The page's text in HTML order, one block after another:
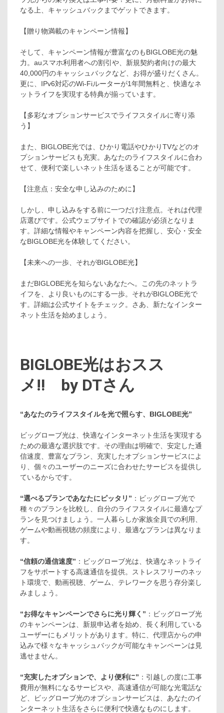
なる上、キャッシュバックまでゲットできます。
【贈り物満載のキャンペーン情報】
そして、キャンペーン情報が豊富なのもBIGLOBE光の魅
力。auスマホ利用者への割引や、新規契約者向けの最大
40,000円のキャッシュバックなど、お得が盛りだくさん。
更に、IPv6対応のWi-Fiルーターが1年間無料と、快適なネ
ットライフを実現する特典が揃っています。
【多彩なオプションサービスでライフスタイルに寄り添
う】
また、BIGLOBE光では、ひかり電話やひかりTVなどのオ
プションサービスも充実。あなたのライフスタイルに合わ
せて、便利で楽しいネット生活を送ることが可能です。
【注意点：安全な申し込みのために】
しかし、申し込みをする前に一つだけ注意点。それは代理
店選びです。公式ウェブサイトでの確認が必須となりま
す。詳細な情報やキャンペーン内容を把握し、安心・安全
なBIGLOBE光を体験してください。
【未来への一歩、それがBIGLOBE光】
まだBIGLOBE光を知らないあなたへ。この先のネットラ
イフを、より良いものにする一歩。それがBIGLOBE光で
す。詳細は公式サイトをチェック。さあ、新たなインター
ネット生活を始めましょう。
BIGLOBE光はおスス
メ‼ by DTさん
“あなたのライフスタイルを光で照らす、BIGLOBE光”
ビッグローブ光は、快適なインターネット生活を実現する
ための最適な選択肢です。その理由は明確で、安定した通
信速度、豊富なプラン、充実したオプションサービスによ
り、個々のユーザーのニーズに合わせたサービスを提供し
ているからです。
“選べるプランであなたにピッタリ” ：ビッグローブ光で
種々のプランを比較し、自分のライフスタイルに最適なプ
ランを見つけましょう。一人暮らしか家族全員での利用、
ゲームや動画視聴の頻度により、最適なプランは異なりま
す。
“信頼の通信速度” ：ビッグローブ光は、快適なネットライ
フをサポートする高速通信を提供。ストレスフリーのネッ
ト環境で、動画視聴、ゲーム、テレワークを思う存分楽し
みましょう。
“お得なキャンペーンでさらに光り輝く” ：ビッグローブ光
のキャンペーンは、新規申込者を始め、長く利用している
ユーザーにもメリットがあります。特に、代理店からの申
込みで様々なキャッシュバックが可能なキャンペーンは見
逃せません。
“充実したオプションで、より便利に” ：引越しの度に工事
費用が無料になるサービスや、高速通信が可能な光電話な
ど、ビッグローブ光のオプションサービスは、あなたのイ
ンターネット生活をさらに便利で快適なものにします。